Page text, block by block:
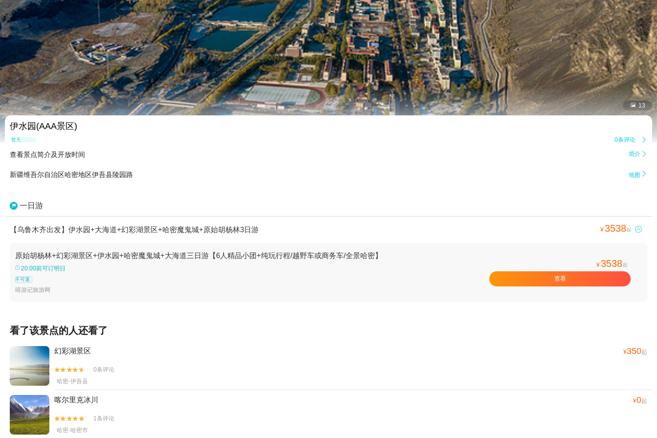
 13
伊水园(AAA景区)
暂无点评 0条评论 
查看景点简介及开放时间 简介 
新疆维吾尔自治区哈密地区伊吾县陵园路 地图 
一日游
【乌鲁木齐出发】伊水园+大海道+幻彩湖景区+哈密魔鬼城+原始胡杨林3日游 ¥3538起 
原始胡杨林+幻彩湖景区+伊水园+哈密魔鬼城+大海道三日游【6人精品小团+纯玩行程/越野车或商务车/全景哈密】
20:00前可订明日
不可退
嘻游记旅游网
¥3538起
查看
看了该景点的人还看了
幻彩湖景区 ¥350起


0条评论
哈密·伊吾县
喀尔里克冰川 ¥0起


1条评论
哈密·哈密市